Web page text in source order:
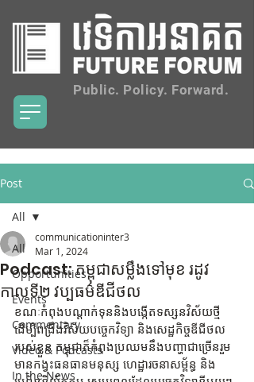
Public. Policy. Forward.
Post
All
Opportunities
Events
Commentary
Video & Podcasts
In the News
All
Podcast: កម្ពុជាសម្លឹងទៅមុខ រដូវ
កាលទី២ វប្បធម៌​ឌីជីថល
communicationinter3
Mar 1, 2024
ខណៈ​កំពុង​បណ្តាក់ទុន​និង​បង្កើត​ទស្សនវិស័យ​ថ្មី​
ដើម្បី​ពង្រឹង​វិស័យ​បច្ចេកវិទ្យា និង​សេដ្ឋកិច្ច​ឌីជីថល​
របស់ខ្លួន កម្ពុជាក៏​កំពុង​ប្រឈម​នឹង​បញ្ហា​ជាច្រើន​រួម
មាន​កង្វះ​ធនធានមនុស្ស ហេដ្ឋារចនា​សម្ព័ន្ធ និង